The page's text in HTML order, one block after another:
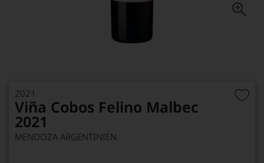
2021
Viña Cobos Felino Malbec
2021
MENDOZA ARGENTINIEN